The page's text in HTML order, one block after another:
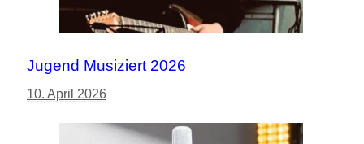
Jugend Musiziert 2026
10. April 2026